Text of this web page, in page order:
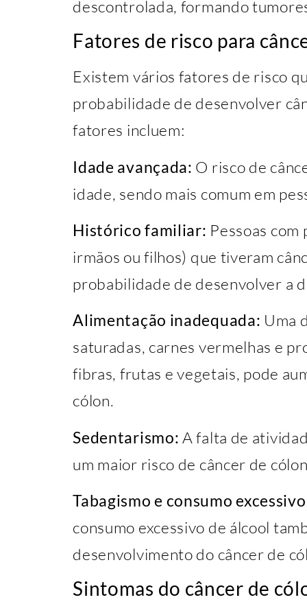
descontrolada, formando
Fatores de risco para
Existem vários fatores de risco
probabilidade de desenvolver
fatores incluem:
Idade avançada: O risco de
idade, sendo mais comum em
Histórico familiar: Pessoas
irmãos ou filhos) que tiveram
probabilidade de desenvolver a
Alimentação inadequada: Uma
saturadas, carnes vermelhas e
fibras, frutas e vegetais, pode
cólon.
Sedentarismo: A falta de
um maior risco de câncer de
Tabagismo e consumo
consumo excessivo de álcool
desenvolvimento do câncer de
Sintomas do câncer de